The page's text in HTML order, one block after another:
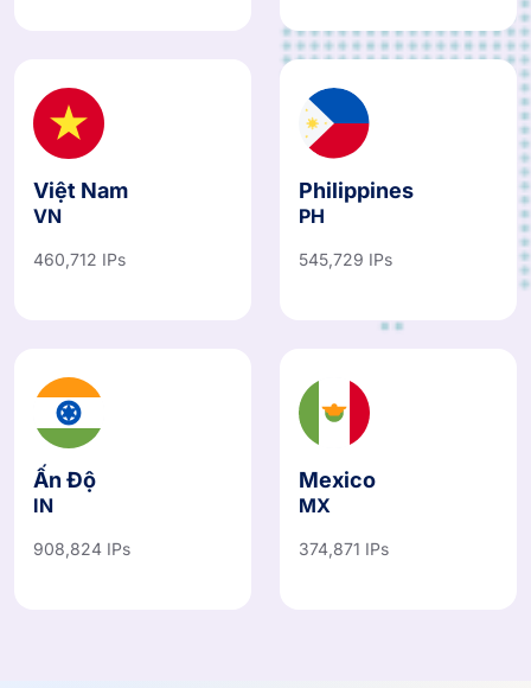
Việt Nam
VN
460,712 IPs
Philippines
PH
545,729 IPs
Ấn Độ
IN
908,824 IPs
Mexico
MX
374,871 IPs